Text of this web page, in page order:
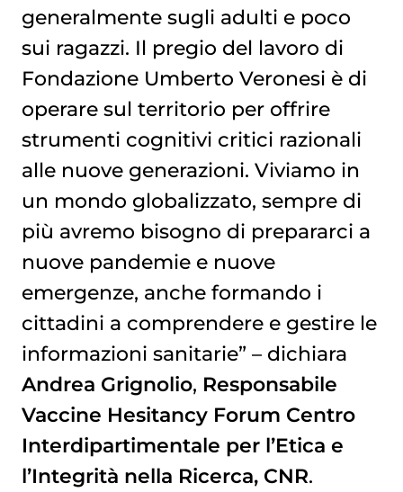
generalmente sugli adulti e poco
sui ragazzi. Il pregio del lavoro di
Fondazione Umberto Veronesi è di
operare sul territorio per offrire
strumenti cognitivi critici razionali
alle nuove generazioni. Viviamo in
un mondo globalizzato, sempre di
più avremo bisogno di prepararci a
nuove pandemie e nuove
emergenze, anche formando i
cittadini a comprendere e gestire le
informazioni sanitarie” – dichiara
Andrea Grignolio, Responsabile
Vaccine Hesitancy Forum Centro
Interdipartimentale per l’Etica e
l’Integrità nella Ricerca, CNR.